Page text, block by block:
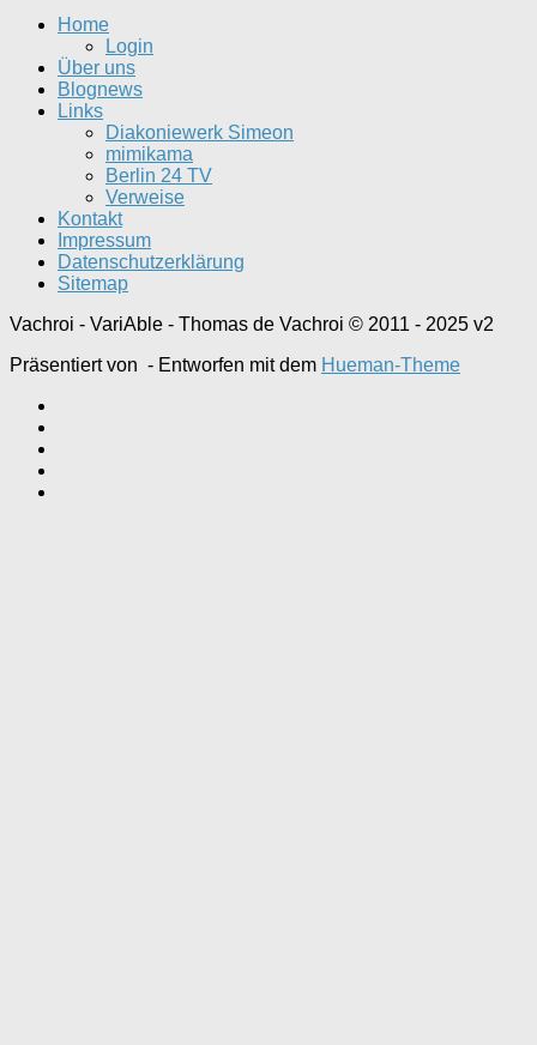
Home
Login
Über uns
Blognews
Links
Diakoniewerk Simeon
mimikama
Berlin 24 TV
Verweise
Kontakt
Impressum
Datenschutzerklärung
Sitemap
Vachroi - VariAble - Thomas de Vachroi © 2011 - 2025 v2
Präsentiert von - Entworfen mit dem Hueman-Theme